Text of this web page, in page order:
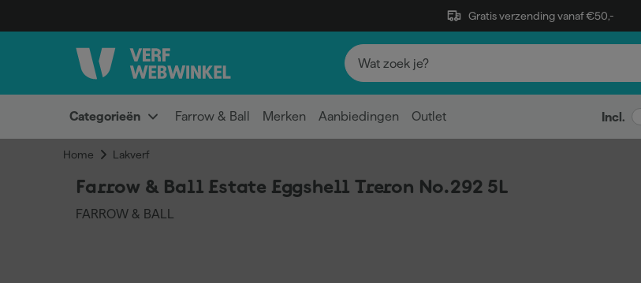
Gratis verzending vanaf €50,-
Categorieën Farrow & Ball Merken Aanbiedingen Outlet Incl.
Home Lakverf
Farrow & Ball Estate Eggshell Treron No.292 5L
FARROW & BALL